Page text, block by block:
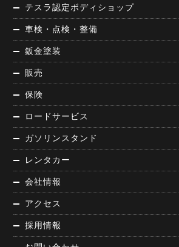
テスラ認定ボディショップ
車検・点検・整備
鈑金塗装
販売
保険
ロードサービス
ガソリンスタンド
レンタカー
会社情報
アクセス
採用情報